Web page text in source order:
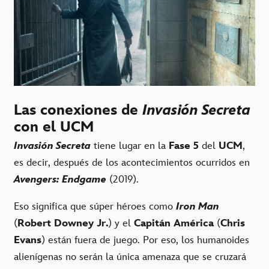
Las conexiones de Invasión Secreta
con el UCM
Invasión Secreta tiene lugar en la Fase 5 del UCM,
es decir, después de los acontecimientos ocurridos en
Avengers: Endgame (2019).
Eso significa que súper héroes como Iron Man
(Robert Downey Jr.) y el Capitán América(Chris
Evans) están fuera de juego. Por eso, los humanoides
alienígenas no serán la única amenaza que se cruzará